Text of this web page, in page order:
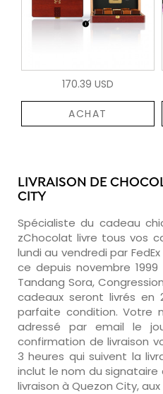
170.39 USD
ACHAT
LIVRAISON DE
CITY
Spécialiste du cadeau
zChocolat livre tous vos
lundi au vendredi par
ce depuis novembre
Tandang Sora,
cadeaux seront livrés
parfaite condition. Votre
adressé par email le
confirmation de livraison
3 heures qui suivent la
inclut le nom du signataire
livraison à Quezon City, aux